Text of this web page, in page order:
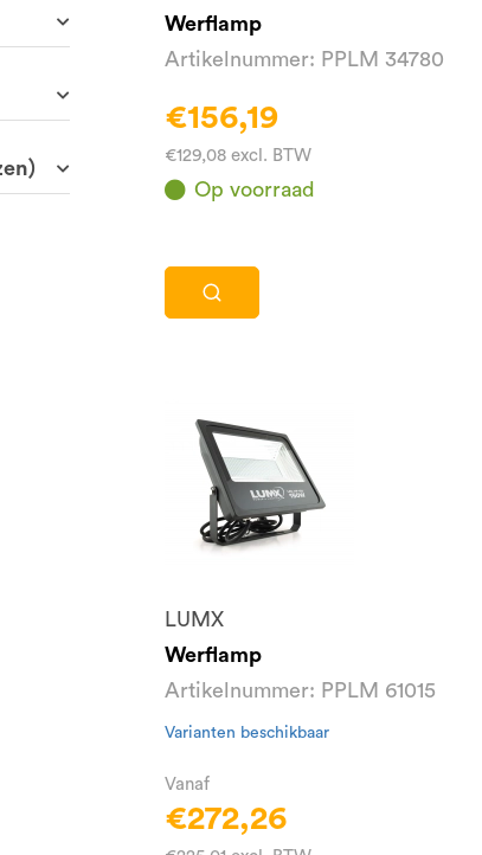
Werflamp
Artikelnummer: PPLM 34780
€156,19
€129,08 excl. BTW
Op voorraad
LUMX
Werflamp
Artikelnummer: PPLM 61015
Varianten beschikbaar
Vanaf
€272,26